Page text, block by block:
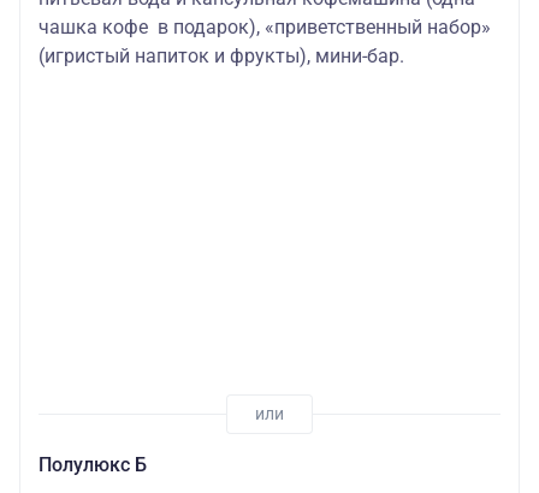
чашка кофе в подарок), «приветственный набор»
(игристый напиток и фрукты), мини-бар.
Полулюкс Б